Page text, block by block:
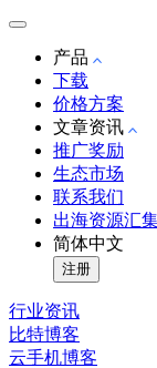
产品
下载
价格方案
文章资讯
推广奖励
生态市场
联系我们
出海资源汇
简体中文
注册
行业资讯
比特博客
云手机博客